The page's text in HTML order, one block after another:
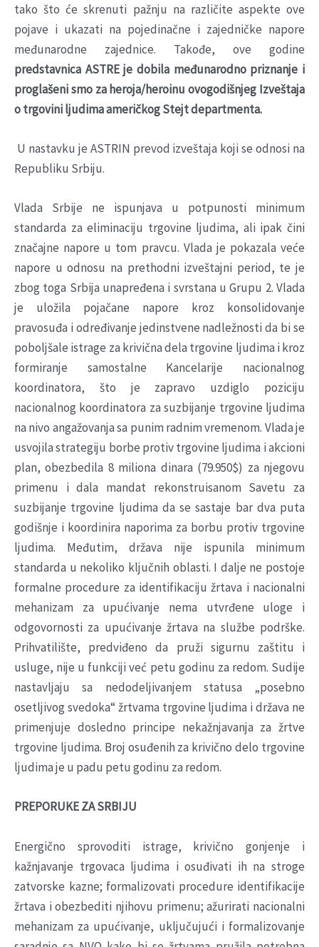
tako što će skrenuti pažnju na različite aspekte ove
pojave i ukazati na pojedinačne i zajedničke napore
međunarodne zajednice. Takođe, ove godine
predstavnica ASTRE je dobila međunarodno priznanje i
proglašeni smoza heroja/heroinu ovogodišnjeg Izveštaja
o trgovini ljudima američkog Stejt departmenta.
U nastavku je ASTRIN prevod izveštaja koji se odnosi na
Republiku Srbiju.
Vlada Srbije ne ispunjava u potpunosti minimum
standarda za eliminaciju trgovine ljudima, ali ipak čini
značajne napore u tom pravcu. Vlada je pokazala veće
napore u odnosu na prethodni izveštajni period, te je
zbog toga Srbija unapređena i svrstana u Grupu 2. Vlada
je uložila pojačane napore kroz konsolidovanje
pravosuđa i određivanje jedinstvene nadležnosti da bi se
poboljšale istrage za krivična dela trgovine ljudima i kroz
formiranje samostalne Kancelarije nacionalnog
koordinatora, što je zapravo uzdiglo poziciju
nacionalnog koordinatora za suzbijanje trgovine ljudima
na nivo angažovanja sa punim radnim vremenom. Vlada je
usvojila strategiju borbe protiv trgovine ljudima i akcioni
plan, obezbedila 8 miliona dinara (79.950$) za njegovu
primenu i dala mandat rekonstruisanom Savetu za
suzbijanje trgovine ljudima da se sastaje bar dva puta
godišnje i koordinira naporima za borbu protiv trgovine
ljudima. Međutim, država nije ispunila minimum
standarda u nekoliko ključnih oblasti. I dalje ne postoje
formalne procedure za identifikaciju žrtava i nacionalni
mehanizam za upućivanje nema utvrđene uloge i
odgovornosti za upućivanje žrtava na službe podrške.
Prihvatilište, predviđeno da pruži sigurnu zaštitu i
usluge, nije u funkciji već petu godinu za redom. Sudije
nastavljaju sa nedodeljivanjem statusa „posebno
osetljivog svedoka“ žrtvama trgovine ljudima i država ne
primenjuje dosledno principe nekažnjavanja za žrtve
trgovine ljudima. Broj osuđenih za krivično delo trgovine
ljudima je u padu petu godinu za redom.
PREPORUKE ZA SRBIJU
Energično sprovoditi istrage, krivično gonjenje i
kažnjavanje trgovaca ljudima i osuđivati ih na stroge
zatvorske kazne; formalizovati procedure identifikacije
žrtava i obezbediti njihovu primenu; ažurirati nacionalni
mehanizam za upućivanje, uključujući i formalizovanje